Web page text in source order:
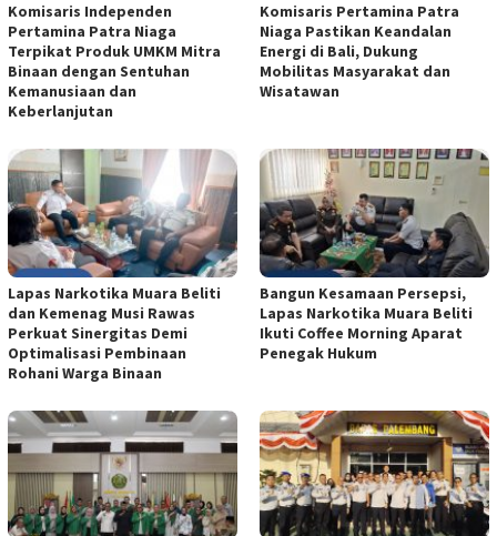
Komisaris Independen
Pertamina Patra Niaga
Terpikat Produk UMKM Mitra
Binaan dengan Sentuhan
Kemanusiaan dan
Keberlanjutan
Komisaris Pertamina Patra
Niaga Pastikan Keandalan
Energi di Bali, Dukung
Mobilitas Masyarakat dan
Wisatawan
Lapas Narkotika Muara Beliti
dan Kemenag Musi Rawas
Perkuat Sinergitas Demi
Optimalisasi Pembinaan
Rohani Warga Binaan
Bangun Kesamaan Persepsi,
Lapas Narkotika Muara Beliti
Ikuti Coffee Morning Aparat
Penegak Hukum